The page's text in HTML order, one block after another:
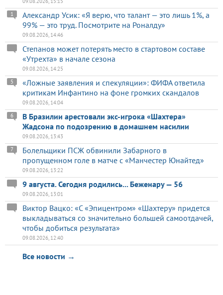
Александр Усик: «Я верю, что талант — это лишь 1%, а
99% — это труд. Посмотрите на Роналду»
1
09.08.2026, 14:46
Степанов может потерять место в стартовом составе
«Утрехта» в начале сезона
09.08.2026, 14:25
«Ложные заявления и спекуляции»: ФИФА ответила
критикам Инфантино на фоне громких скандалов
5
09.08.2026, 14:04
В Бразилии арестовали экс-игрока «Шахтера»
Жадсона по подозрению в домашнем насилии
6
09.08.2026, 13:43
Болельщики ПСЖ обвинили Забарного в
пропущенном голе в матче с «Манчестер Юнайтед»
7
09.08.2026, 13:22
9 августа. Сегодня родились... Беженару — 56
09.08.2026, 13:01
Виктор Вацко: «С «Эпицентром» «Шахтеру» придется
выкладываться со значительно большей самоотдачей,
чтобы добиться результата»
09.08.2026, 12:40
Все новости →